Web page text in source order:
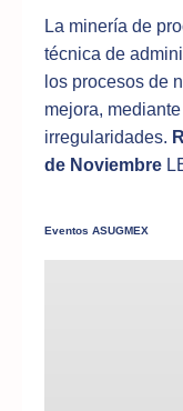
La minería de
técnica de
los procesos de
mejora,
irregularidades.
de Noviembre
Eventos ASUGMEX